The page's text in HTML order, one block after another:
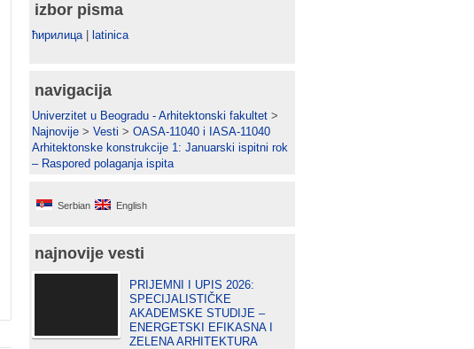
izbor pisma
ћирилица| latinica
navigacija
Univerzitet u Beogradu - Arhitektonski fakultet >
Najnovije > Vesti > OASA-11040 i IASA-11040
Arhitektonske konstrukcije 1: Januarski ispitni rok
– Raspored polaganja ispita
Serbian English
najnovije vesti
PRIJEMNI I UPIS 2026:
SPECIJALISTIČKE
AKADEMSKE STUDIJE –
ENERGETSKI EFIKASNA I
ZELENA ARHITEKTURA